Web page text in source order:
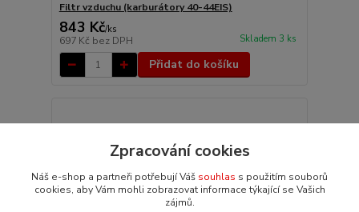
Filtr vzduchu (karburátory 40-44EIS)
843 Kč/ks
697 Kč bez DPH Skladem 3 ks
Přidat do košíku
Zpracování cookies
Náš e-shop a partneři potřebují Váš souhlas s použitím souborů
cookies, aby Vám mohli zobrazovat informace týkající se Vašich
zájmů.